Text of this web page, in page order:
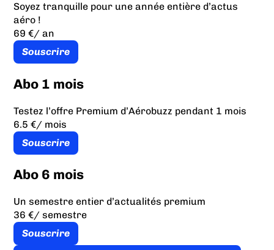
Soyez tranquille pour une année entière d’actus
aéro !
69 €/ an
Souscrire
Abo 1 mois
Testez l’offre Premium d’Aérobuzz pendant 1 mois
6.5 €/ mois
Souscrire
Abo 6 mois
Un semestre entier d’actualités premium
36 €/ semestre
Souscrire